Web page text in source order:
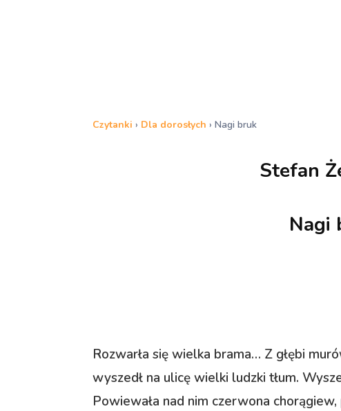
Czytanki › Dla dorosłych ›Nagi bruk
Stefan
Nagi
Rozwarła się wielka brama… Z głębi
wyszedł na ulicę wielki ludzki tłum.
Powiewała nad nim czerwona